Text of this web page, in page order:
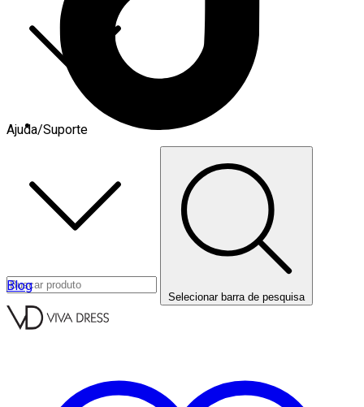
Ajuda/Suporte
Blog
Selecionar barra de pesquisa